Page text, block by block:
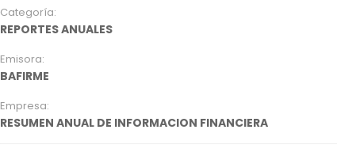
Categoría:
REPORTES ANUALES
Emisora:
BAFIRME
Empresa:
RESUMEN ANUAL DE INFORMACION FINANCIERA